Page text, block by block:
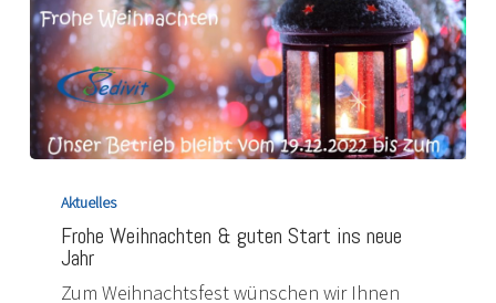
Weihnachten
guten
Start
Aktuelles
Frohe Weihnachten & guten Start ins neue
Jahr
Zum Weihnachtsfest wünschen wir Ihnen